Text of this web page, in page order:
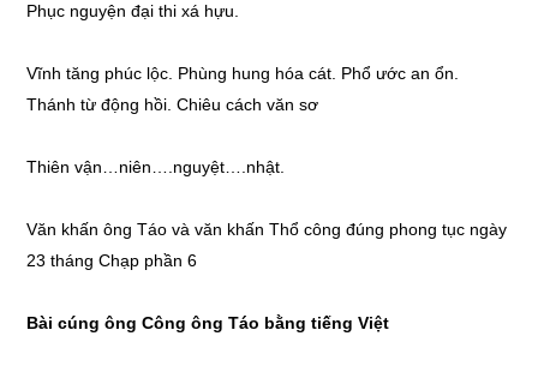
Phục nguyện đại thi xá hựu.
Vĩnh tăng phúc lộc. Phùng hung hóa cát. Phổ ước an ổn.
Thánh từ động hồi. Chiêu cách văn sơ
Thiên vận…niên….nguyệt….nhật.
Văn khấn ông Táo và văn khấn Thổ công đúng phong tục ngày
23 tháng Chạp phần 6
Bài cúng ông Công ông Táo bằng tiếng Việt